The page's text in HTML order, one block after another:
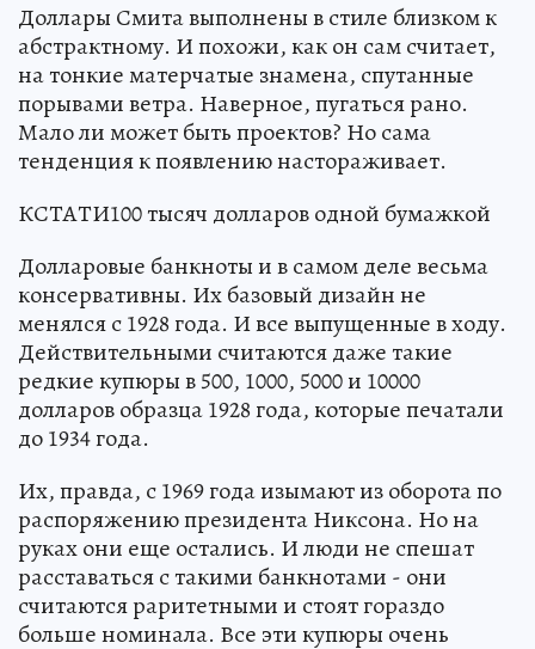
Доллары Смита выполнены в стиле близком к
абстрактному. И похожи, как он сам считает,
на тонкие матерчатые знамена, спутанные
порывами ветра. Наверное, пугаться рано.
Мало ли может быть проектов? Но сама
тенденция к появлению настораживает.
КСТАТИ100 тысяч долларов одной бумажкой
Долларовые банкноты и в самом деле весьма
консервативны. Их базовый дизайн не
менялся с 1928 года. И все выпущенные в ходу.
Действительными считаются даже такие
редкие купюры в 500, 1000, 5000 и 10000
долларов образца 1928 года, которые печатали
до 1934 года.
Их, правда, с 1969 года изымают из оборота по
распоряжению президента Никсона. Но на
руках они еще остались. И люди не спешат
расставаться с такими банкнотами - они
считаются раритетными и стоят гораздо
больше номинала. Все эти купюры очень